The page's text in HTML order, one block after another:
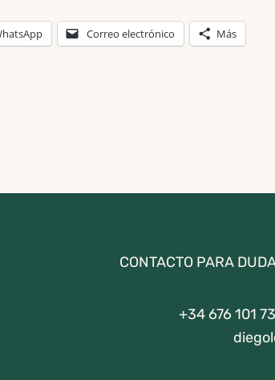
Correo electrónico Más
CONTACTO PARA
+34 676 101